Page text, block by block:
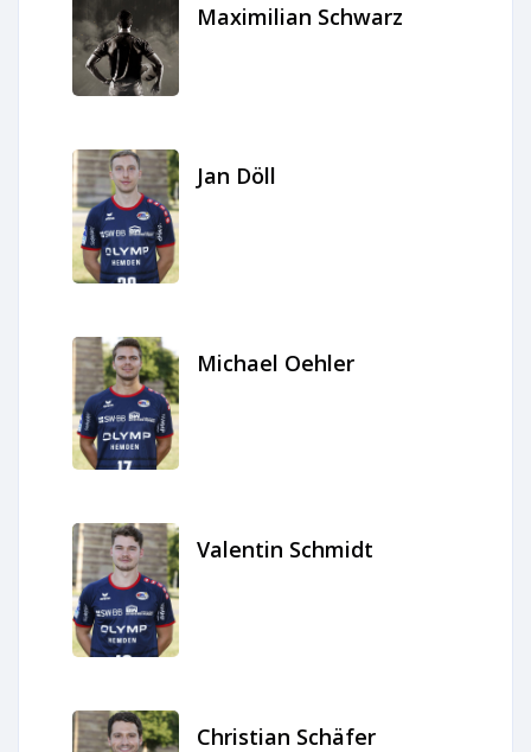
Maximilian Schwarz
Jan Döll
Michael Oehler
Valentin Schmidt
Christian Schäfer